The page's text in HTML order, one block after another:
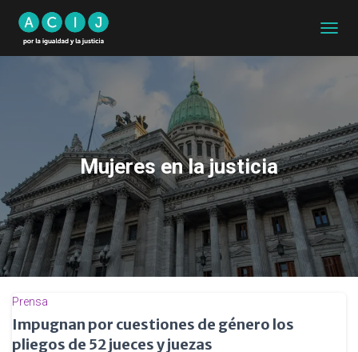
MODO
Mujeres en la justicia
Prensa
Impugnan por cuestiones de género los
pliegos de 52 jueces y juezas